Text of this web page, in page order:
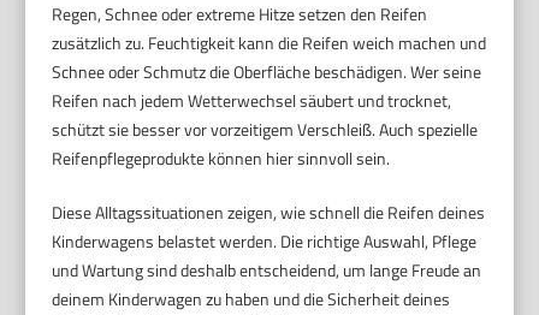
Regen, Schnee oder extreme Hitze setzen den Reifen
zusätzlich zu. Feuchtigkeit kann die Reifen weich machen und
Schnee oder Schmutz die Oberfläche beschädigen. Wer seine
Reifen nach jedem Wetterwechsel säubert und trocknet,
schützt sie besser vor vorzeitigem Verschleiß. Auch spezielle
Reifenpflegeprodukte können hier sinnvoll sein.
Diese Alltagssituationen zeigen, wie schnell die Reifen deines
Kinderwagens belastet werden. Die richtige Auswahl, Pflege
und Wartung sind deshalb entscheidend, um lange Freude an
deinem Kinderwagen zu haben und die Sicherheit deines